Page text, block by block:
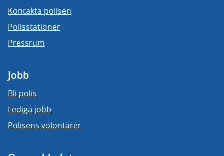
Kontakta polisen
Polisstationer
Pressrum
Jobb
Bli polis
Lediga jobb
Polisens volontärer